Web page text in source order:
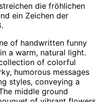
die fröhlichen
ein Zeichen der